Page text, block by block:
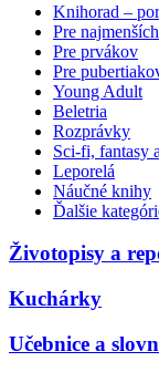
Knihorad –
Pre najmenších
Pre prvákov
Pre
Young Adult
Beletria
Rozprávky
Sci-fi, fantasy
Leporelá
Náučné knihy
Ďalšie
Životopisy a
Kuchárky
Učebnice a